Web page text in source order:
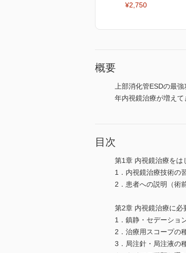
¥2,750
概要
上部消化管ESDの最
年内視鏡治療が増えて
目次
第1章 内視鏡治療をは
1．内視鏡治療技術の
2．患者への説明（術前
第2章 内視鏡治療に必
1．鎮静・セデーショ
2．治療用スコープの
3．局注針・局注液の